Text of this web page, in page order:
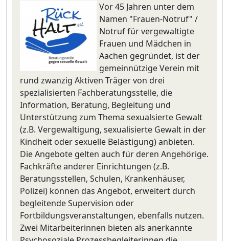
Vor 45 Jahren unter dem
Namen "Frauen-Notruf" /
Notruf für vergewaltigte
Frauen und Mädchen in
Aachen gegründet, ist der
gemeinnützige Verein mit
rund zwanzig Aktiven Träger von drei
spezialisierten Fachberatungsstelle, die
Information, Beratung, Begleitung und
Unterstützung zum Thema sexualsierte Gewalt
(z.B. Vergewaltigung, sexualisierte Gewalt in der
Kindheit oder sexuelle Belästigung) anbieten.
Die Angebote gelten auch für deren Angehörige.
Fachkräfte anderer Einrichtungen (z.B.
Beratungsstellen, Schulen, Krankenhäuser,
Polizei) können das Angebot, erweitert durch
begleitende Supervision oder
Fortbildungsveranstaltungen, ebenfalls nutzen.
Zwei Mitarbeiterinnen bieten als anerkannte